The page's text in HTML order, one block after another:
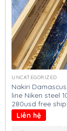
UNCATEGORIZED
Nakiri
line Niken steel
280usd free ship
Liên hệ